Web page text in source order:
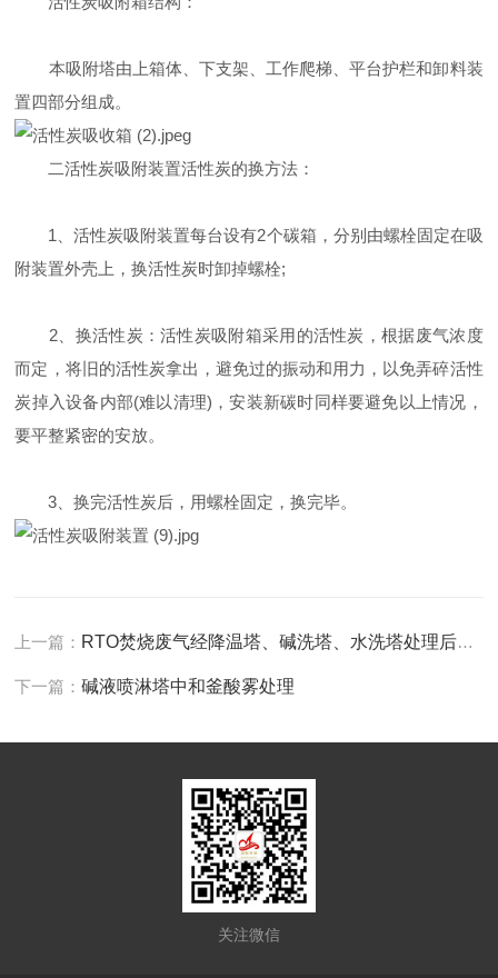
本吸附塔由上箱体、下支架、工作爬梯、平台护栏和卸料装
置四部分组成。
二活性炭吸附装置活性炭的换方法：
1、活性炭吸附装置每台设有2个碳箱，分别由螺栓固定在吸
附装置外壳上，换活性炭时卸掉螺栓;
2、换活性炭：活性炭吸附箱采用的活性炭，根据废气浓度
而定，将旧的活性炭拿出，避免过的振动和用力，以免弄碎活性
炭掉入设备内部(难以清理)，安装新碳时同样要避免以上情况，
要平整紧密的安放。
3、换完活性炭后，用螺栓固定，换完毕。
上一篇： RTO焚烧废气经降温塔、碱洗塔、水洗塔处理后通过烟囱排放气
下一篇：碱液喷淋塔中和釜酸雾处理
关注微信